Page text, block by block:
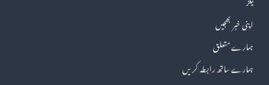
اپنی خبر بھجیں
ہمارے متعلق
ہمارے ساتھ رابطہ کریں